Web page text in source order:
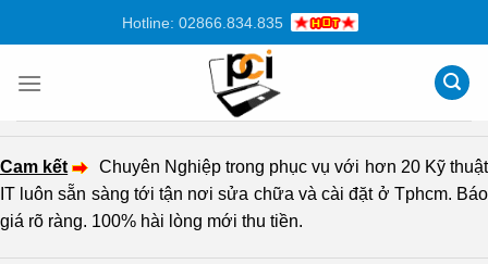
dung
Hotline: 02866.834.835
Cam kết
Chuyên Nghiệp trong phục vụ với hơn 20 Kỹ thuật
IT luôn sẵn sàng tới tận nơi sửa chữa và cài đặt ở Tphcm. Báo
giá rõ ràng. 100% hài lòng mới thu tiền.